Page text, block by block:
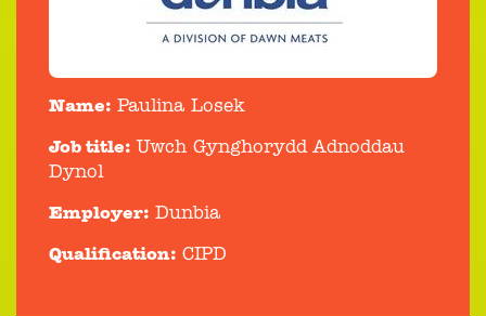
Name: Paulina Losek
Job title: Uwch Gynghorydd Adnoddau
Dynol
Employer: Dunbia
Qualification: CIPD